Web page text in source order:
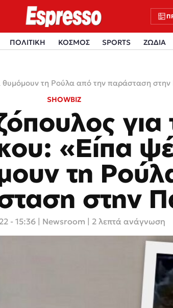
ΠΟΛΙΤΙΚΗ ΚΟΣΜΟΣ SPORTS ΖΩΔΙΑ
θυμόμουν τη Ρούλα από την παράσταση
SHOWBIZ
για
«Είπα
τη
στην
- 15:36 Newsroom | 2 λεπτά ανάγνωση